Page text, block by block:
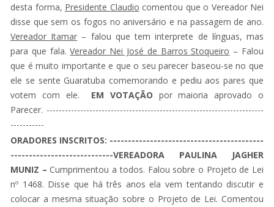
desta forma, Presidente Claudio comentou que o Vereador Nei
disse que sem os fogos no aniversário e na passagem de ano.
Vereador Itamar – falou que tem interprete de línguas, mas
para que fala.Vereador Nei José de Barros Stoqueiro – Falou
que é muito importante e que o seu parecer baseou-se no que
ele se sente Guaratuba comemorando e pediu aos pares que
votem com ele. EM VOTAÇÃO por maioria aprovado o
Parecer. -----------------------------------------------------------------------
-----------
ORADORES INSCRITOS: ------------------------------------------
----------------------------VEREADORA PAULINA JAGHER
MUNIZ –Cumprimentou a todos. Falou sobre o Projeto de Lei
nº 1468. Disse que há três anos ela vem tentando discutir e
colocar a mesma situação sobre o Projeto de Lei. Comentou